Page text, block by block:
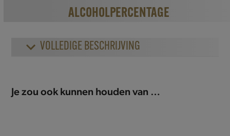
ALCOHOLPERCENTAGE
VOLLEDIGE BESCHRIJVING
Je zou ook kunnen houden van …